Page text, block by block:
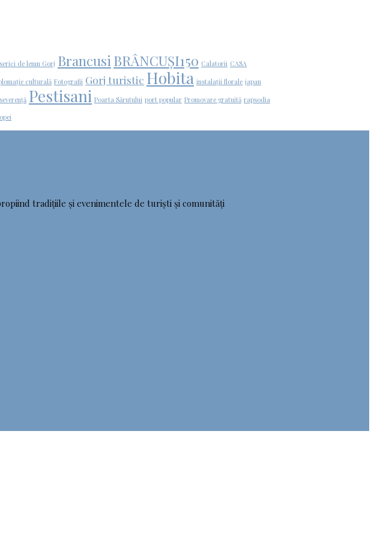
de lemn Gorj Brancusi BRÂNCUȘI150 Calatorii CASA
culturală Fotografii Gorj turistic Hobita instalații florale japan
Pestisani Poarta Sărutului port popular Promovare gratuită rapsodia
tradițiile și evenimentele de turiști și comunități